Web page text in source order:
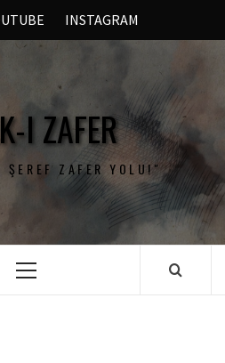
INSTAGRAM
I ZAFER
ZAFER YOLU!"